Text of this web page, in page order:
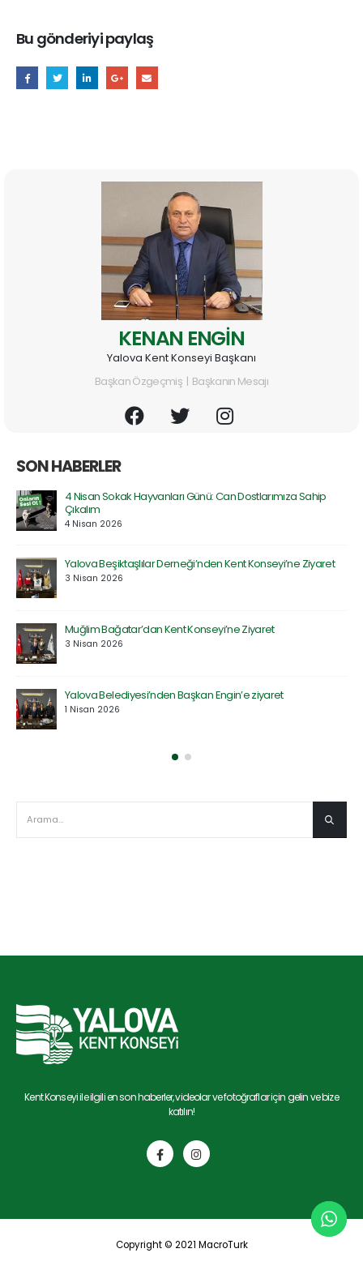
Bu gönderiyi paylaş
KENAN ENGİN
Yalova Kent Konseyi Başkanı
Başkan Özgeçmiş | Başkanın Mesajı
SON HABERLER
4 Nisan Sokak Hayvanları Günü: Can Dostlarımıza Sahip
Çıkalım
4 Nisan 2026
Yalova Beşiktaşlılar Derneği’nden Kent Konseyi’ne Ziyaret
3 Nisan 2026
Muğlim Bağatar’dan Kent Konseyi’ne Ziyaret
3 Nisan 2026
Yalova Belediyesi’nden Başkan Engin’e ziyaret
1 Nisan 2026
Kent Konseyi ile ilgili en son haberler, videolar ve fotoğraflar için gelin ve bize
katılın!
Copyright © 2021 MacroTurk